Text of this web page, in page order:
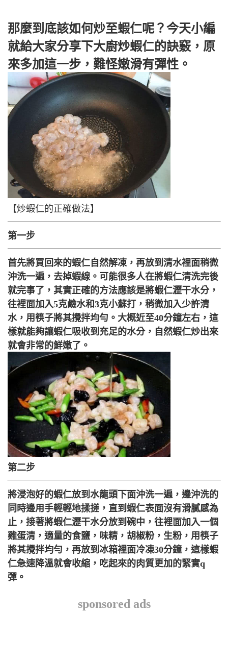
那麼到底該如何炒至蝦仁呢？今天小編
就給大家分享下大廚炒蝦仁的訣竅，原
來多加這一步，難怪嫩滑有彈性。
【炒蝦仁的正確做法】
第一步
首先將買回來的蝦仁自然解凍，再放到清水裡面稍微
沖洗一遍，去掉蝦線。可能很多人在將蝦仁清洗完後
就完事了，其實正確的方法應該是將蝦仁瀝干水分，
往裡面加入5克鹼水和3克小蘇打，稍微加入少許清
水，用筷子將其攪拌均勻。大概近至40分鐘左右，這
樣就能夠讓蝦仁吸收到充足的水分，自然蝦仁炒出來
就會非常的鮮嫩了。
第二步
將浸泡好的蝦仁放到水龍頭下面沖洗一遍，邊沖洗的
同時邊用手輕輕地揉搓，直到蝦仁表面沒有滑膩感為
止，接著將蝦仁瀝干水分放到碗中，往裡面加入一個
雞蛋清，適量的食鹽，味精，胡椒粉，生粉，用筷子
將其攪拌均勻，再放到冰箱裡面冷凍30分鐘，這樣蝦
仁急速降溫就會收縮，吃起來的肉質更加的緊實q
彈。
sponsored ads